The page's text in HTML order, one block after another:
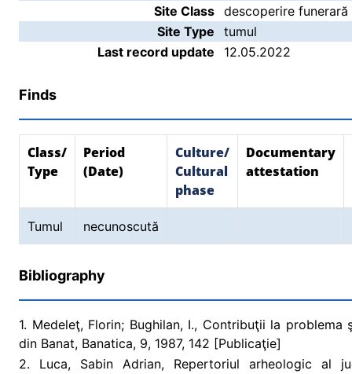
Site Class descoperire funerară
Site Type
tumul
Last record update
12.05.2022
Finds
Class/
Type
Period
(Date)
Culture/
Cultural
phase
Documentary
attestation
Tumul necunoscută
Bibliography
1. Medeleţ, Florin; Bughilan, I., Contribuţii la
din Banat, Banatica, 9, 1987, 142 [Publicaţie]
2. Luca, Sabin Adrian, Repertoriul arheologic al